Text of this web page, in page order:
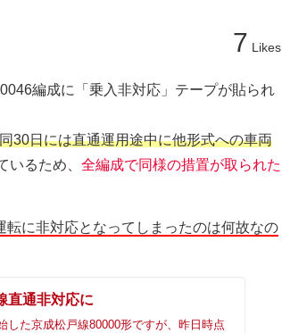
7 Likes
編成に「乗入非対応」テープが貼られ
同30日には直通運用途中に他形式への車両
いるため、 全編成で同様の措置が取られた
転に非対応となってしまったのは何故なの
直通非対応に
した京成松戸線80000形ですが、昨日時点